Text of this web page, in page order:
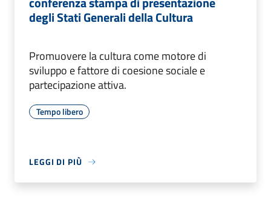
degli Stati Generali della Cultura
Promuovere la cultura come motore di
sviluppo e fattore di coesione sociale e
partecipazione attiva.
Tempo libero
LEGGI DI PIÙ